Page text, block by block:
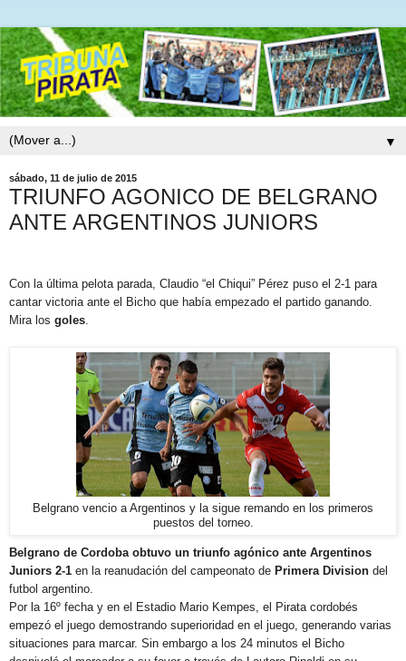
▼
sábado, 11 de julio de 2015
TRIUNFO AGONICO DE BELGRANO
ANTE ARGENTINOS JUNIORS
Con la última pelota parada, Claudio “el Chiqui” Pérez puso el 2-1 para
cantar victoria ante el Bicho que había empezado el partido ganando.
Mira los goles.
Belgrano vencio a Argentinos y la sigue remando en los primeros
puestos del torneo.
Belgrano de Cordoba obtuvo un triunfo agónico ante Argentinos
Juniors 2-1 en la reanudación del campeonato de Primera Division del
futbol argentino.
Por la 16º fecha y en el Estadio Mario Kempes, el Pirata cordobés
empezó el juego demostrando superioridad en el juego, generando varias
situaciones para marcar. Sin embargo a los 24 minutos el Bicho